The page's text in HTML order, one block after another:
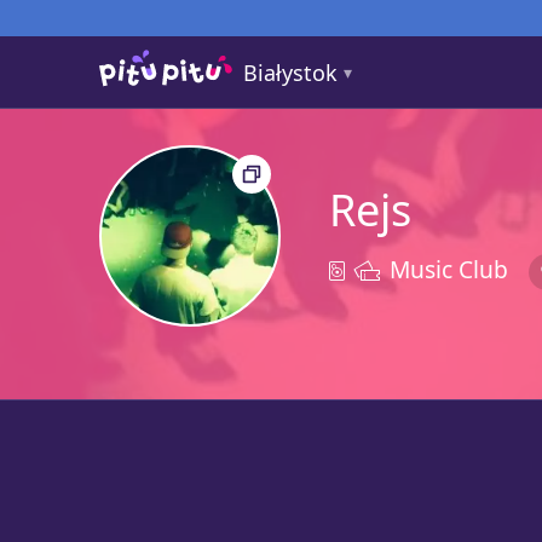
Białystok
Rejs
1a Music Club